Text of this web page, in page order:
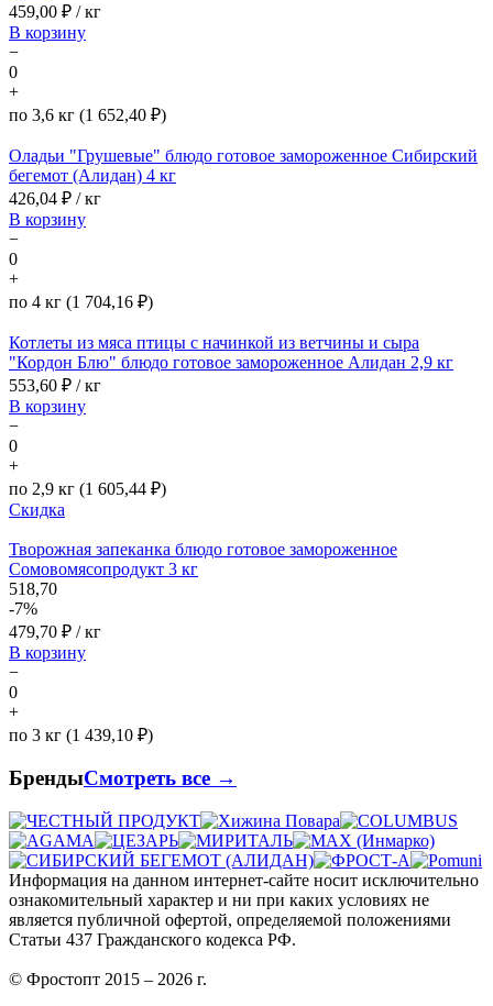
459,00 ₽ / кг
В корзину
−
0
+
по 3,6 кг (1 652,40 ₽)
Оладьи "Грушевые" блюдо готовое замороженное Сибирский
бегемот (Алидан) 4 кг
426,04 ₽ / кг
В корзину
−
0
+
по 4 кг (1 704,16 ₽)
Котлеты из мяса птицы с начинкой из ветчины и сыра
"Кордон Блю" блюдо готовое замороженное Алидан 2,9 кг
553,60 ₽ / кг
В корзину
−
0
+
по 2,9 кг (1 605,44 ₽)
Скидка
Творожная запеканка блюдо готовое замороженное
Сомовомясопродукт 3 кг
518,70
-7%
479,70 ₽ / кг
В корзину
−
0
+
по 3 кг (1 439,10 ₽)
БрендыСмотреть все →
Информация на данном интернет-сайте носит исключительно
ознакомительный характер и ни при каких условиях не
является публичной офертой, определяемой положениями
Статьи 437 Гражданского кодекса РФ.
© Фростопт 2015 – 2026 г.